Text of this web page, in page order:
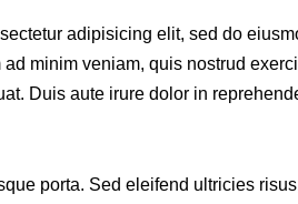
adipisicing elit, sed do
minim veniam, quis nostrud
Duis aute irure dolor in
porta. Sed eleifend ultricies